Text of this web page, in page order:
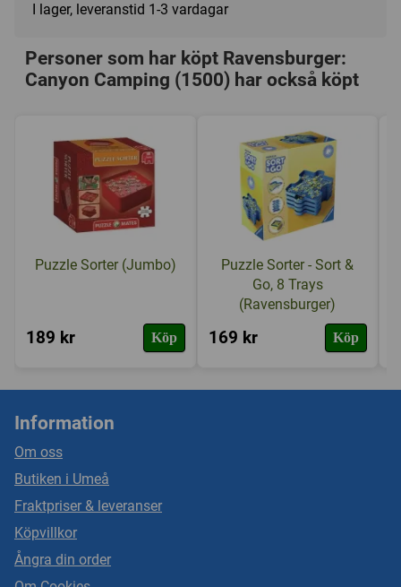
I lager, leveranstid 1-3 vardagar
Personer som har köpt Ravensburger:
Canyon Camping (1500) har också köpt
Puzzle Sorter (Jumbo)
189 kr Köp
Puzzle Sorter - Sort &
Go, 8 Trays
(Ravensburger)
169 kr Köp
Information
Om oss
Butiken i Umeå
Fraktpriser & leveranser
Köpvillkor
Ångra din order